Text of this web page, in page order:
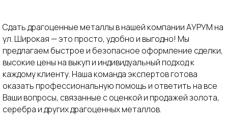
Сдать драгоценные металлы в нашей компании АУРУМ на
ул. Широкая — это просто, удобно и выгодно! Мы
предлагаем быстрое и безопасное оформление сделки,
высокие цены на выкуп и индивидуальный подход к
каждому клиенту. Наша команда экспертов готова
оказать профессиональную помощь и ответить на все
Ваши вопросы, связанные с оценкой и продажей золота,
серебра и других драгоценных металлов.
Скупка палладия
Скупка бриллиантов
Скупка часов
Скупка изделий с сапфирами
Скупка монет
Скупка выездная
Контакты
Лицензия
Блог Политика обработки ПД